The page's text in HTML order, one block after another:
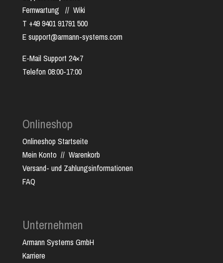
Fernwartung // Wiki
T +49 9401 91791 500
E support@armann-systems.com
E-Mail Support 24×7
Telefon 08:00-17:00
Onlineshop
Onlineshop Startseite
Mein Konto // Warenkorb
Versand- und Zahlungsinformationen
FAQ
Unternehmen
Armann Systems GmbH
Karriere